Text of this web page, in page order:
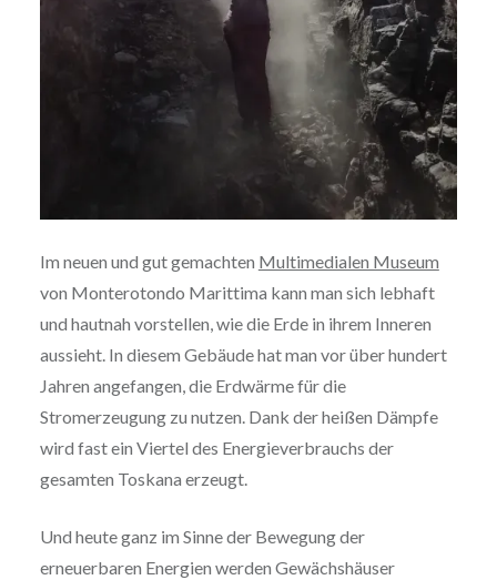
Im neuen und gut gemachten Multimedialen Museum
von Monterotondo Marittima kann man sich lebhaft
und hautnah vorstellen, wie die Erde in ihrem Inneren
aussieht. In diesem Gebäude hat man vor über hundert
Jahren angefangen, die Erdwärme für die
Stromerzeugung zu nutzen. Dank der heißen Dämpfe
wird fast ein Viertel des Energieverbrauchs der
gesamten Toskana erzeugt.
Und heute ganz im Sinne der Bewegung der
erneuerbaren Energien werden Gewächshäuser